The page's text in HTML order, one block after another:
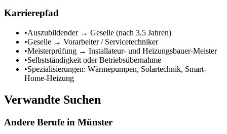
Karrierepfad
•Auszubildender → Geselle (nach 3,5 Jahren)
•Geselle → Vorarbeiter / Servicetechniker
•Meisterprüfung → Installateur- und Heizungsbauer-Meister
•Selbstständigkeit oder Betriebsübernahme
•Spezialisierungen: Wärmepumpen, Solartechnik, Smart-
Home-Heizung
Verwandte Suchen
Andere Berufe in Münster